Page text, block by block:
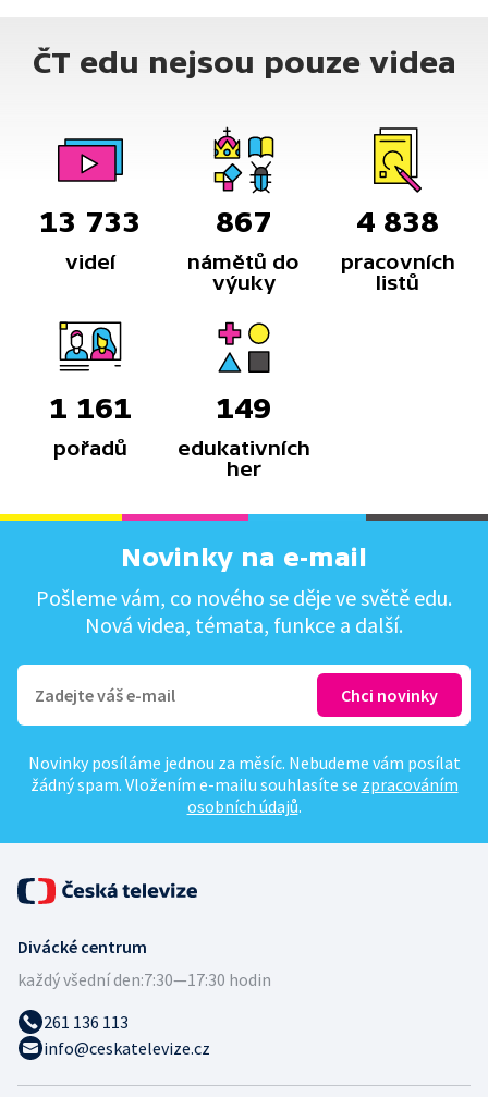
ČT edu nejsou pouze videa
13 733
videí
867
námětů do
výuky
4 838
pracovních
listů
1 161
pořadů
149
edukativních
her
Novinky na e-mail
Pošleme vám, co nového se děje ve světě edu.
Nová videa, témata, funkce a další.
Novinky posíláme jednou za měsíc. Nebudeme vám posílat
žádný spam. Vložením e-mailu souhlasíte se zpracováním
osobních údajů.